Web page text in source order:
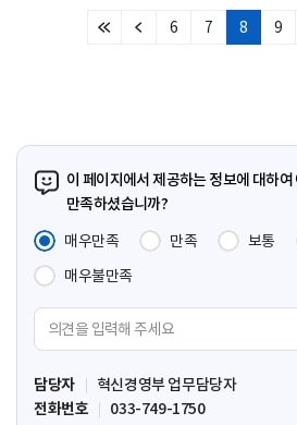
처
이
6 7 8 9
이 페이지에서 제공하는 정보에 대하여
만족하셨습니까?
매우만족
만족 보통
매우불만족
견
입
력
담당자
혁신경영부 업무담당자
전화번호
033-749-1750